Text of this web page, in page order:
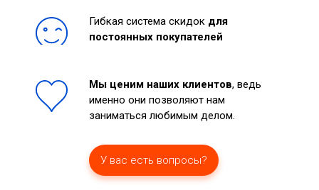
Гибкая система скидок для
постоянных покупателей
Мы ценим наших клиентов, ведь
именно они позволяют нам
заниматься любимым делом.
У вас есть вопросы?